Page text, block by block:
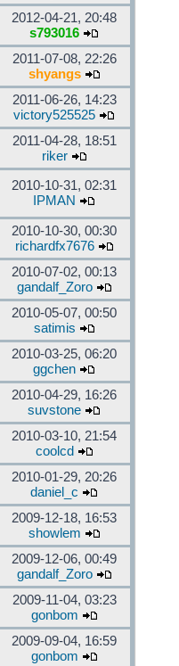
2012-04-21, 20:48
s793016
2011-07-08, 22:26
shyangs
2011-06-26, 14:23
victory525525
2011-04-28, 18:51
riker
2010-10-31, 02:31
IPMAN
2010-10-30, 00:30
richardfx7676
2010-07-02, 00:13
gandalf_Zoro
2010-05-07, 00:50
satimis
2010-03-25, 06:20
ggchen
2010-04-29, 16:26
suvstone
2010-03-10, 21:54
coolcd
2010-01-29, 20:26
daniel_c
2009-12-18, 16:53
showlem
2009-12-06, 00:49
gandalf_Zoro
2009-11-04, 03:23
gonbom
2009-09-04, 16:59
gonbom